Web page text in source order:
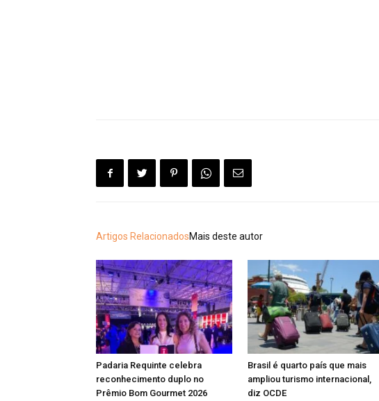
Artigos RelacionadosMais deste autor
Padaria Requinte celebra
reconhecimento duplo no
Prêmio Bom Gourmet 2026
Brasil é quarto país que mais
ampliou turismo internacional,
diz OCDE